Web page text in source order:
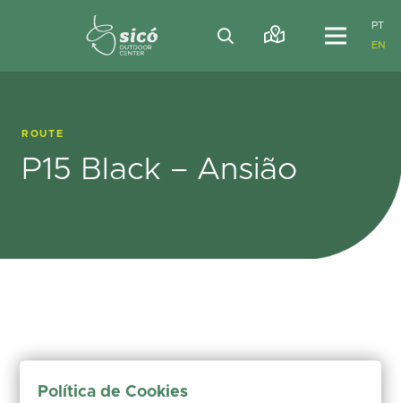
PT
EN
ROUTE
P15 Black – Ansião
Política de Cookies